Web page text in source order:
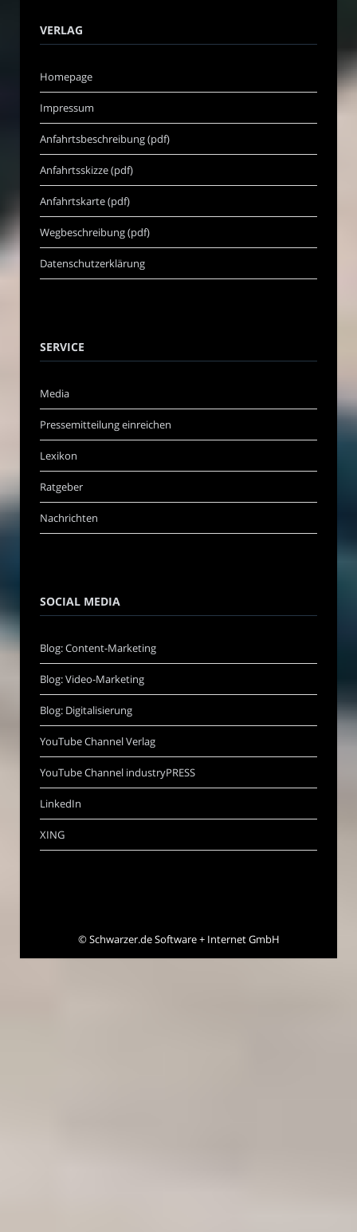
VERLAG
Homepage
Impressum
Anfahrtsbeschreibung (pdf)
Anfahrtsskizze (pdf)
Anfahrtskarte (pdf)
Wegbeschreibung (pdf)
Datenschutzerklärung
SERVICE
Media
Pressemitteilung einreichen
Lexikon
Ratgeber
Nachrichten
SOCIAL MEDIA
Blog: Content-Marketing
Blog: Video-Marketing
Blog: Digitalisierung
YouTube Channel Verlag
YouTube Channel industryPRESS
LinkedIn
XING
©Schwarzer.de Software + Internet GmbH